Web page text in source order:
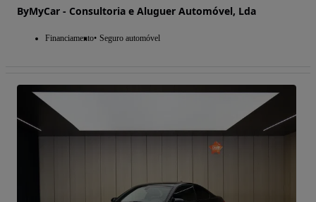
ByMyCar - Consultoria e Aluguer Automóvel, Lda
Financiamento Seguro automóvel